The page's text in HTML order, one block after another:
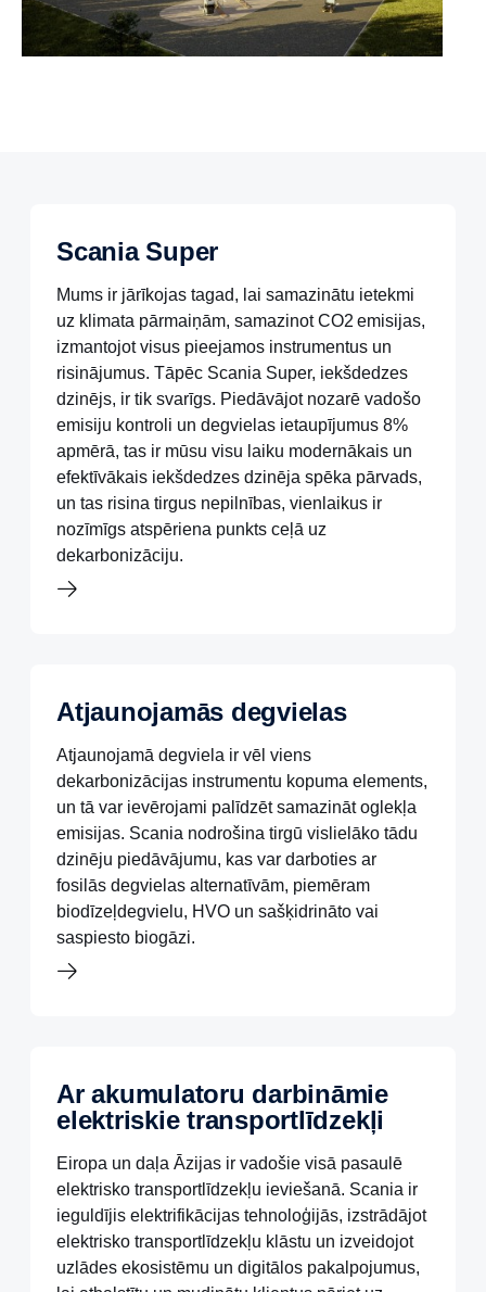
Scania Super
Mums ir jārīkojas tagad, lai samazinātu ietekmi
uz klimata pārmaiņām, samazinot CO2 emisijas,
izmantojot visus pieejamos instrumentus un
risinājumus. Tāpēc Scania Super, iekšdedzes
dzinējs, ir tik svarīgs. Piedāvājot nozarē vadošo
emisiju kontroli un degvielas ietaupījumus 8%
apmērā, tas ir mūsu visu laiku modernākais un
efektīvākais iekšdedzes dzinēja spēka pārvads,
un tas risina tirgus nepilnības, vienlaikus ir
nozīmīgs atspēriena punkts ceļā uz
dekarbonizāciju.
Atjaunojamās degvielas
Atjaunojamā degviela ir vēl viens
dekarbonizācijas instrumentu kopuma elements,
un tā var ievērojami palīdzēt samazināt oglekļa
emisijas. Scania nodrošina tirgū vislielāko tādu
dzinēju piedāvājumu, kas var darboties ar
fosilās degvielas alternatīvām, piemēram
biodīzeļdegvielu, HVO un sašķidrināto vai
saspiesto biogāzi.
Ar akumulatoru darbināmie
elektriskie transportlīdzekļi
Eiropa un daļa Āzijas ir vadošie visā pasaulē
elektrisko transportlīdzekļu ieviešanā. Scania ir
ieguldījis elektrifikācijas tehnoloģijās, izstrādājot
elektrisko transportlīdzekļu klāstu un izveidojot
uzlādes ekosistēmu un digitālos pakalpojumus,